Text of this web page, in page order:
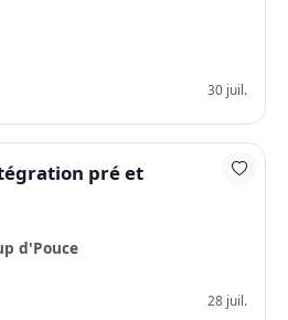
30 juil.
pré et
d'Pouce
28 juil.